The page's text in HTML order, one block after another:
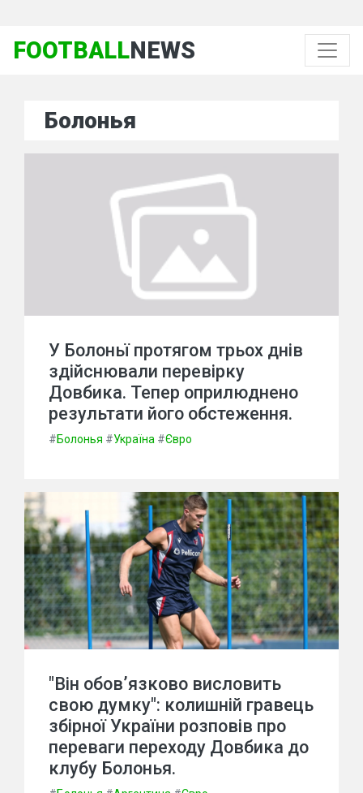
FOOTBALLNEWS
Болонья
У Болоньї протягом трьох днів
здійснювали перевірку
Довбика. Тепер оприлюднено
результати його обстеження.
#Болонья #Україна #Євро
"Він обов’язково висловить
свою думку": колишній гравець
збірної України розповів про
переваги переходу Довбика до
клубу Болонья.